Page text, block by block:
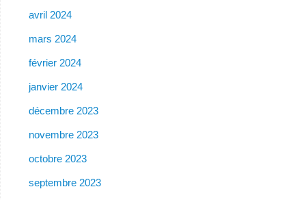
avril 2024
mars 2024
février 2024
janvier 2024
décembre 2023
novembre 2023
octobre 2023
septembre 2023